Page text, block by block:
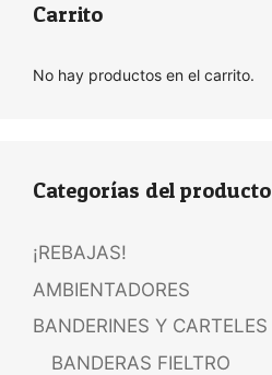
Carrito
No hay productos en el carrito.
Categorías del producto
¡REBAJAS!
AMBIENTADORES
BANDERINES Y CARTELES
BANDERAS FIELTRO